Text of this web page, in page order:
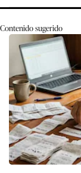
Contenido sugerido